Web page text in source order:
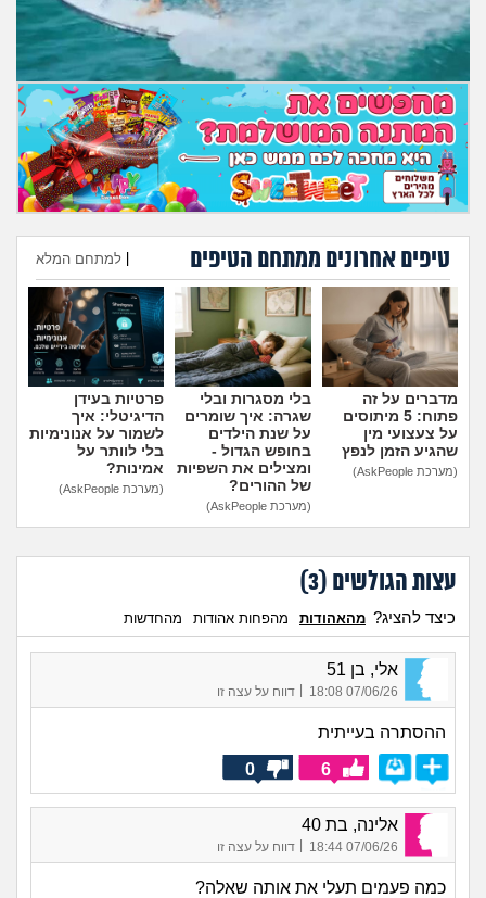
יוקר המחיה
גאווה
טיפים אחרונים ממתחם הטיפים למתחם המלא
הוספת טיפ
מדברים על זה
פתוח: 5 מיתוסים
על צעצועי מין
שהגיע הזמן לנפץ
(מערכת AskPeople)
בלי מסגרות ובלי
שגרה: איך שומרים
על שנת הילדים
בחופש הגדול -
ומצילים את השפיות
של ההורים?
(מערכת AskPeople)
פרטיות בעידן
הדיגיטלי: איך
לשמור על אנונימיות
בלי לוותר על
אמינות?
(מערכת AskPeople)
עצות הגולשים (3
)
כיצד להציג? מהאהודות מהפחות אהודות מהחדשות
אלי, בן 51
07/06/26 18:08 דווח על עצה זו
ההסתרה בעייתית
6
0
אלינה, בת 40
07/06/26 18:44
| דווח על עצה זו
כמה פעמים תעלי את אותה שאלה?